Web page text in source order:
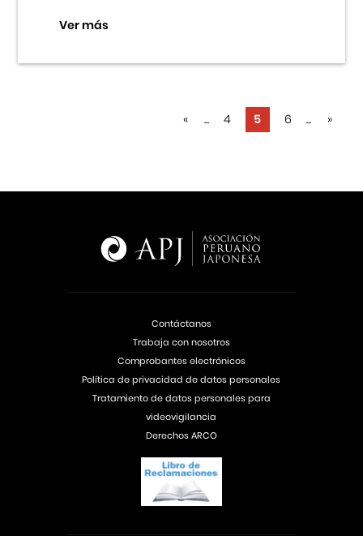
Ver más
« ... 4 5 6 ... »
Contáctanos
Trabaja con nosotros
Comprobantes electrónicos
Política de privacidad de datos personales
Tratamiento de datos personales para
videovigilancia
Derechos ARCO